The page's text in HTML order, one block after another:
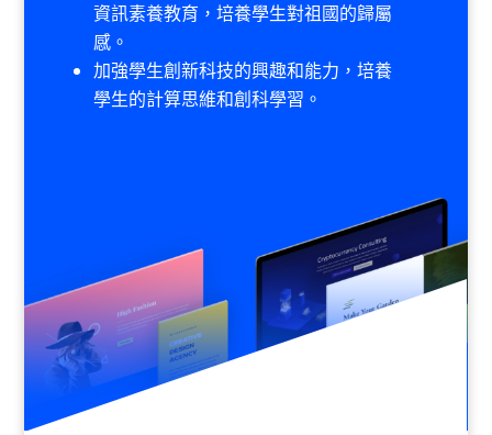
資訊素養教育，培養學生對祖國的歸屬
感。
加強學生創新科技的興趣和能力，培養
學生的計算思維和創科學習。